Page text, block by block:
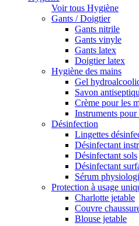
Voir tous Hygiène
Gants / Doigtier
Gants nitrile
Gants vinyle
Gants latex
Doigtier latex
Hygiène des mains
Gel
Savon
Crème pour les
Instruments
Désinfection
Lingettes
Désinfectant
Désinfectant sols
Désinfectant
Sérum
Protection à usage
Charlotte jetable
Couvre
Blouse jetable